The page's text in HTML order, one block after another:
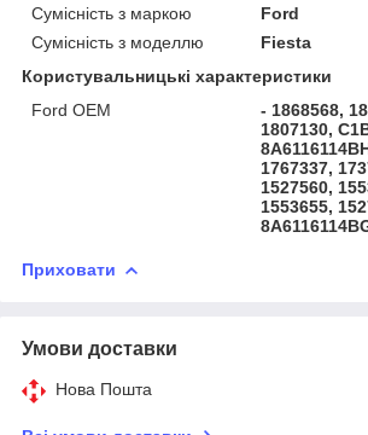
Сумісність з маркою
Ford
Сумісність з моделлю
Fiesta
Користувальницькі характеристики
Ford OEM
- 1868568,
1807130,
1767337,
1527560,
1553655,
Приховати
Умови доставки
Нова Пошта